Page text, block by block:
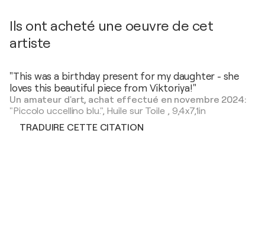
Ils ont acheté une oeuvre de cet
artiste
"This was a birthday present for my daughter - she
loves this beautiful piece from Viktoriya!"
Un amateur d'art, achat effectué en novembre 2024:
"Piccolo uccellino blu.", Huile sur Toile, 9,4x7,1in
TRADUIRE CETTE CITATION